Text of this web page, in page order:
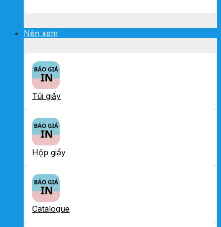
Nên xem
Túi giấy
Hộp giấy
Catalogue